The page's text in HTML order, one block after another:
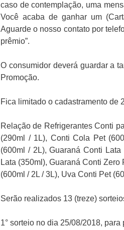
caso de contemplação, uma
Você acaba de ganhar um
Aguarde o nosso contato por
prêmio”.
O consumidor deverá guardar a
Promoção.
Fica limitado o cadastramento de
Relação de Refrigerantes Conti
(290ml / 1L), Conti Cola Pet
(600ml / 2L), Guaraná Conti
Lata (350ml), Guaraná Conti
(600ml / 2L / 3L), Uva Conti Pet
Serão realizados 13 (treze)
1° sorteio no dia 25/08/2018,